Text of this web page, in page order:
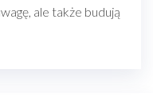
ale także budują